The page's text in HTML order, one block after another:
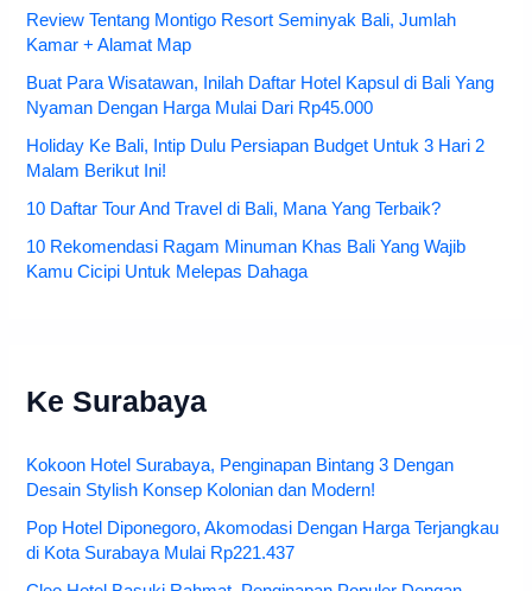
Review Tentang Montigo Resort Seminyak Bali, Jumlah
Kamar + Alamat Map
Buat Para Wisatawan, Inilah Daftar Hotel Kapsul di Bali Yang
Nyaman Dengan Harga Mulai Dari Rp45.000
Holiday Ke Bali, Intip Dulu Persiapan Budget Untuk 3 Hari 2
Malam Berikut Ini!
10 Daftar Tour And Travel di Bali, Mana Yang Terbaik?
10 Rekomendasi Ragam Minuman Khas Bali Yang Wajib
Kamu Cicipi Untuk Melepas Dahaga
Ke Surabaya
Kokoon Hotel Surabaya, Penginapan Bintang 3 Dengan
Desain Stylish Konsep Kolonian dan Modern!
Pop Hotel Diponegoro, Akomodasi Dengan Harga Terjangkau
di Kota Surabaya Mulai Rp221.437